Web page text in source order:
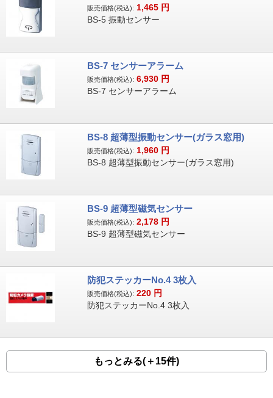
販売価格(税込): 1,465 円
BS-5 振動センサー
BS-7 センサーアラーム
販売価格(税込): 6,930 円
BS-7 センサーアラーム
BS-8 超薄型振動センサー(ガラス窓用)
販売価格(税込): 1,960 円
BS-8 超薄型振動センサー(ガラス窓用)
BS-9 超薄型磁気センサー
販売価格(税込): 2,178 円
BS-9 超薄型磁気センサー
防犯ステッカーNo.4 3枚入
販売価格(税込): 220 円
防犯ステッカーNo.4 3枚入
もっとみる(＋15件)